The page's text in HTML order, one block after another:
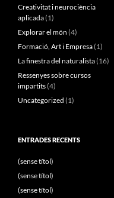
Creativitat i neurociència
aplicada(1)
Explorar el món (4)
Formació, Art i Empresa(1)
La finestra del naturalista(16)
Ressenyes sobre cursos
impartits(4)
Uncategorized (1)
ENTRADES RECENTS
(sense títol)
(sense títol)
(sense títol)